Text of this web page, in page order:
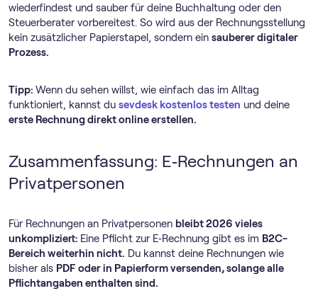
wiederfindest und sauber für deine Buchhaltung oder den
Steuerberater vorbereitest. So wird aus der Rechnungsstellung
kein zusätzlicher Papierstapel, sondern ein sauberer digitaler
Prozess.
Tipp: Wenn du sehen willst, wie einfach das im Alltag
funktioniert, kannst du sevdesk kostenlos testen und deine
erste Rechnung direkt online erstellen.
Zusammenfassung: E‑Rechnungen an
Privatpersonen
Für Rechnungen an Privatpersonen bleibt 2026 vieles
unkompliziert: Eine Pflicht zur E‑Rechnung gibt es im B2C-
Bereich weiterhin nicht. Du kannst deine Rechnungen wie
bisher als PDF oder in Papierform versenden, solange alle
Pflichtangaben enthalten sind.